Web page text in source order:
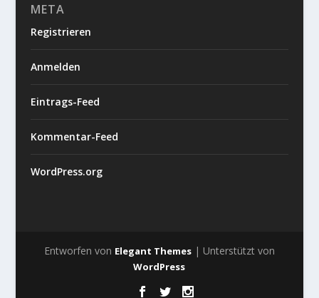
META
Registrieren
Anmelden
Eintrags-Feed
Kommentar-Feed
WordPress.org
Entworfen von Elegant Themes| Unterstützt von
WordPress